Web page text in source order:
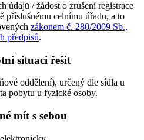
údajů / žádost o zrušení registrace
příslušnému celnímu úřadu, a to
zákonem č. 280/2009 Sb.,
předpisů.
situaci řešit
oddělení), určený dle sídla u
pobytu u fyzické osoby.
mít s sebou